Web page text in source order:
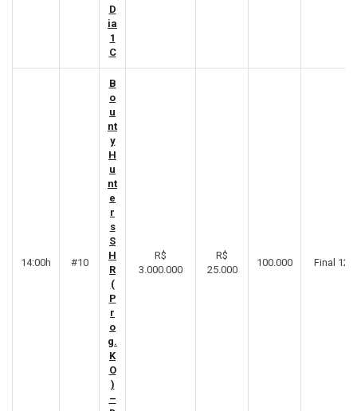
D
ia
1
C
14:00h #10
B
o
u
nt
y
H
u
nt
e
r
s
S
H
R
(
P
r
o
g.
K
O
)
–
R$
3.000.000
R$
25.000
100.000 Final 12º